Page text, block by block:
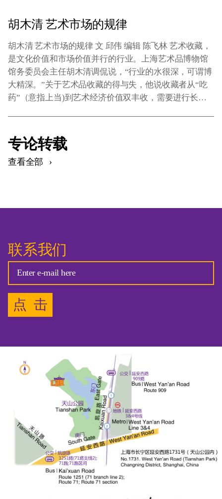
胡木清 艺术市场的规律
胡木清 艺术市场的规律 文 邱伟 编辑 陈飞林 艺术收藏，
是文化价值和市场价值并行的行业。上海艺术品博物馆
馆务委员会主任胡木清调侃说，“行业的水很深，可谓博
大精深。”关于艺术品收藏的得与失，他说收藏者从“吃
药”（意指上当)到艺术经济价值双丰收，需要进行长期
专论转载
查看全部
联系我们